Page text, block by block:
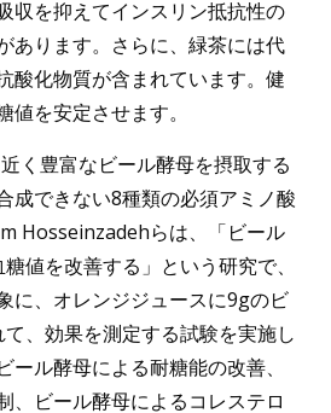
収を抑えてインスリン抵抗性の
あります。さらに、緑茶には代
酸化物質が含まれています。健
値を安定させます。
く豊富なビール酵母を摂取する
成できない8種類の必須アミノ酸
Hosseinzadehらは、「ビール
値を改善する」という研究で、
に、オレンジジュースに9gのビ
、効果を測定する試験を実施し
ール酵母による耐糖能の改善、
、ビール酵母によるコレステロ